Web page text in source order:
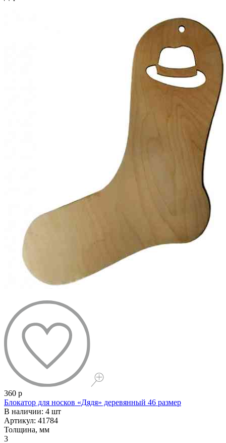
360 р
Блокатор для носков «Дядя» деревянный 46 размер
В наличии: 4 шт
Артикул: 41784
Толщина, мм
3